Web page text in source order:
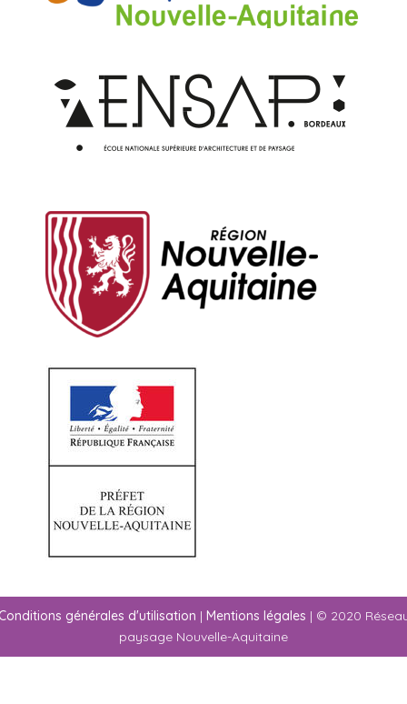
générales d'utilisation | Mentions légales | © 2020
paysage Nouvelle-Aquitaine